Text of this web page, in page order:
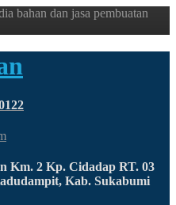
bahan dan jasa pembuatan
Km. 2 Kp. Cidadap RT. 03
Kab. Sukabumi